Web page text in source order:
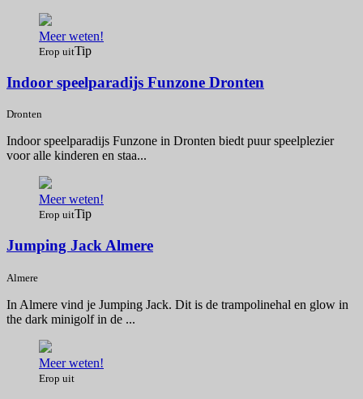
Meer weten!
Erop uitTip
Indoor speelparadijs Funzone Dronten
Dronten
Indoor speelparadijs Funzone in Dronten biedt puur speelplezier
voor alle kinderen en staa...
Meer weten!
Erop uitTip
Jumping Jack Almere
Almere
In Almere vind je Jumping Jack. Dit is de trampolinehal en glow in
the dark minigolf in de ...
Meer weten!
Erop uit